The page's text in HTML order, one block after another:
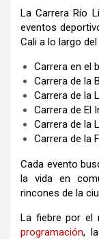
La Carrera Río
eventos
Cali a lo largo
Carrera en el
Carrera de la
Carrera de la
Carrera de El
Carrera de la
Carrera de la
Cada evento
la vida en
rincones de la
La fiebre por el
programación,